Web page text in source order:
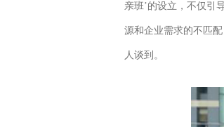
亲班’的设立，不仅引
源和企业需求的不匹
人谈到。